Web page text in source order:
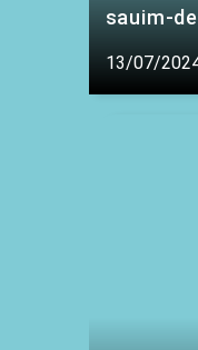
sauim-
13/07/